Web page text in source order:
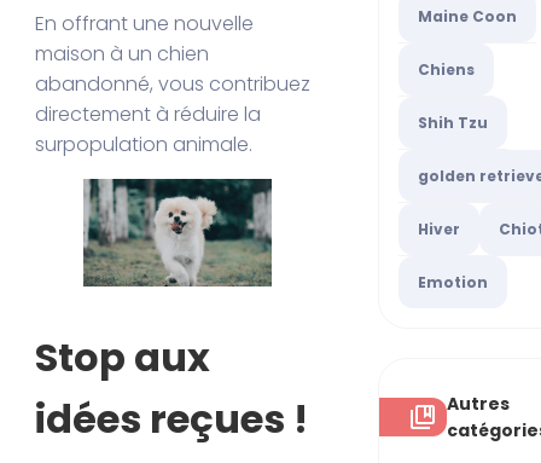
En offrant une nouvelle
maison à un chien
abandonné, vous contribuez
directement à réduire la
surpopulation animale.
Stop aux
idées reçues !
Maine Coon
Chiens
Shih Tzu
golden
Hiver
Emotion
Autres